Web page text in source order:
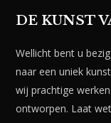
DE KUNST
Wellicht bent u
naar een uniek
wij prachtige
ontworpen. Laat